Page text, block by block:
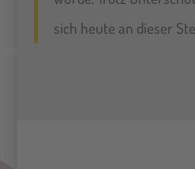
sich heute an dieser